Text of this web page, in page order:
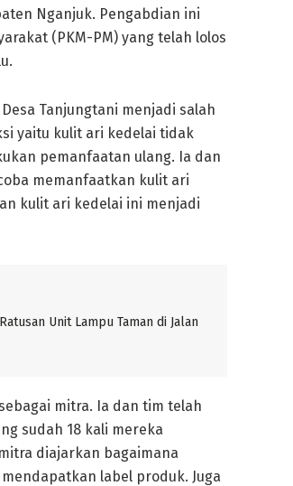
Nganjuk. Pengabdian ini
(PKM-PM) yang telah lolos
Tanjungtani menjadi salah
yaitu kulit ari kedelai tidak
pemanfaatan ulang. Ia dan
memanfaatkan kulit ari
kulit ari kedelai ini menjadi
Unit Lampu Taman di Jalan
mitra. Ia dan tim telah
sudah 18 kali mereka
diajarkan bagaimana
label produk. Juga